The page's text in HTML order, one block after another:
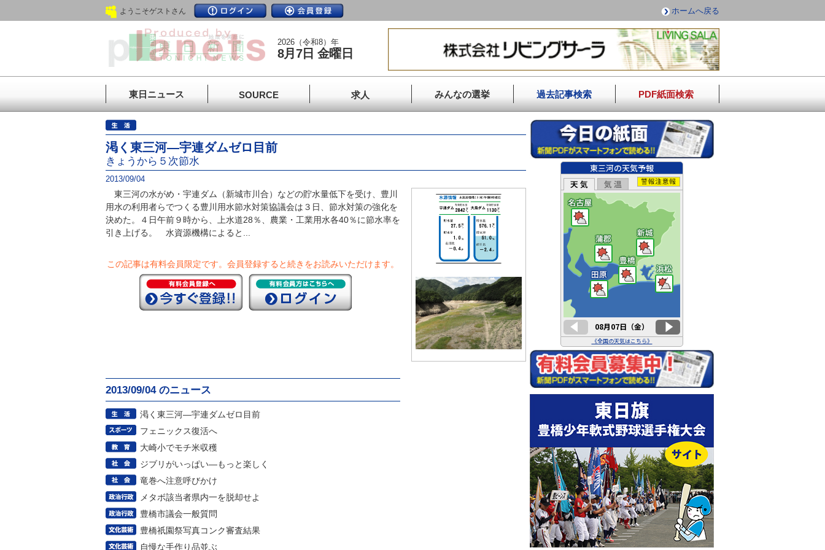
ようこそゲストさん ホームへ戻る
2026（令和8）年
8月7日 金曜日
東日ニュース SOURCE 求人 みんなの選挙 過去記事検索 PDF紙面検索
渇く東三河―宇連ダムゼロ目前
きょうから５次節水
2013/09/04
東三河の水がめ・宇連ダム（新城市川合）などの貯水量低下を受け、豊川
用水の利用者らでつくる豊川用水節水対策協議会は３日、節水対策の強化を
決めた。４日午前９時から、上水道28％、農業・工業用水各40％に節水率を
引き上げる。 水資源機構によると...
この記事は有料会員限定です。 会員登録すると続きをお読みいただけます。
2013/09/04 のニュース
渇く東三河―宇連ダムゼロ目前
フェニックス復活へ
大崎小でモチ米収穫
ジブリがいっぱい―もっと楽しく
竜巻へ注意呼びかけ
メタボ該当者県内一を脱却せよ
豊橋市議会一般質問
豊橋祇園祭写真コンク審査結果
自慢な手作り品並ぶ